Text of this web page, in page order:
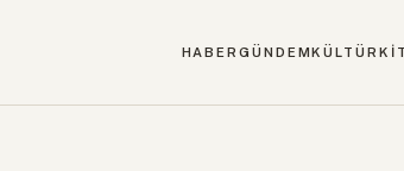
HABERGÜNDEMKÜLTÜR